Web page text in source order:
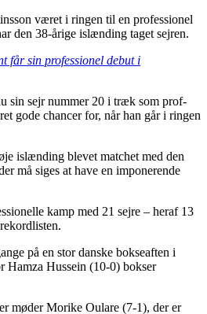
været i ringen til en professionel
den 38-årige islænding taget sejren.
får sin professionel debut i
sin sejr nummer 20 i træk som prof-
gode chancer for, når han går i ringen
islænding blevet matchet med den
må siges at have en imponerende
kamp med 21 sejre – heraf 13
på en stor danske bokseaften i
Hamza Hussein (10-0) bokser
møder Morike Oulare (7-1), der er